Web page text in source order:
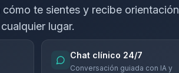
te sientes y recibe orientación
lugar.
Chat clínico 24/7
Conversación guiada con IA y